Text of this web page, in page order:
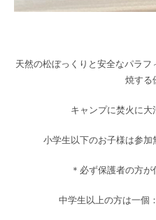
天然の松ぼっくりと安全なパラ
焼する
キャンプに焚火に大
小学生以下のお子様は参加
＊必ず保護者の方が
中学生以上の方は一個